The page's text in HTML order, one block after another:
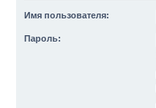
Имя пользователя:
Пароль: